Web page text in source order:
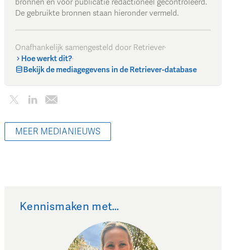
bronnen en vóór publicatie redactioneel gecontroleerd.
De gebruikte bronnen staan hieronder vermeld.
Onafhankelijk samengesteld door Retriever·
Hoe werkt dit?·
Bekijk de mediagegevens in de Retriever-database
MEER MEDIANIEUWS
Kennismaken met…